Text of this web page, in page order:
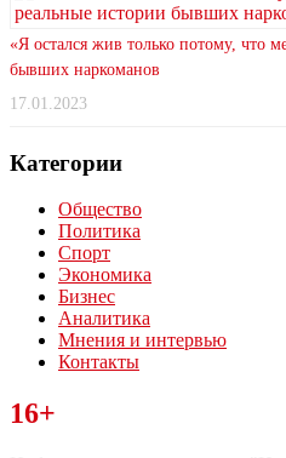
«Я остался жив только потому, что
бывших наркоманов
17.01.2023
Категории
Общество
Политика
Спорт
Экономика
Бизнес
Аналитика
Мнения и интервью
Контакты
Читайте последние новости дня
“ЗаНовомосковск”
16+